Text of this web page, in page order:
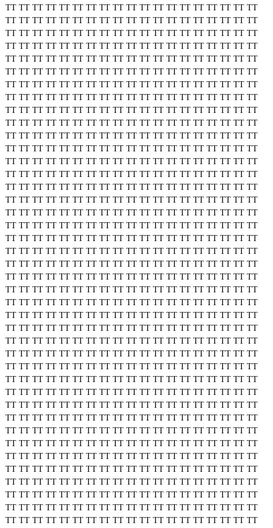
TT TT TT TT TT TT TT TT TT TT TT TT TT TT TT TT TT TT TT
TT TT TT TT TT TT TT TT TT TT TT TT TT TT TT TT TT TT TT
TT TT TT TT TT TT TT TT TT TT TT TT TT TT TT TT TT TT TT
TT TT TT TT TT TT TT TT TT TT TT TT TT TT TT TT TT TT TT
TT TT TT TT TT TT TT TT TT TT TT TT TT TT TT TT TT TT TT
TT TT TT TT TT TT TT TT TT TT TT TT TT TT TT TT TT TT TT
TT TT TT TT TT TT TT TT TT TT TT TT TT TT TT TT TT TT TT
TT TT TT TT TT TT TT TT TT TT TT TT TT TT TT TT TT TT TT
TT TT TT TT TT TT TT TT TT TT TT TT TT TT TT TT TT TT TT
TT TT TT TT TT TT TT TT TT TT TT TT TT TT TT TT TT TT TT
TT TT TT TT TT TT TT TT TT TT TT TT TT TT TT TT TT TT TT
TT TT TT TT TT TT TT TT TT TT TT TT TT TT TT TT TT TT TT
TT TT TT TT TT TT TT TT TT TT TT TT TT TT TT TT TT TT TT
TT TT TT TT TT TT TT TT TT TT TT TT TT TT TT TT TT TT TT
TT TT TT TT TT TT TT TT TT TT TT TT TT TT TT TT TT TT TT
TT TT TT TT TT TT TT TT TT TT TT TT TT TT TT TT TT TT TT
TT TT TT TT TT TT TT TT TT TT TT TT TT TT TT TT TT TT TT
TT TT TT TT TT TT TT TT TT TT TT TT TT TT TT TT TT TT TT
TT TT TT TT TT TT TT TT TT TT TT TT TT TT TT TT TT TT TT
TT TT TT TT TT TT TT TT TT TT TT TT TT TT TT TT TT TT TT
TT TT TT TT TT TT TT TT TT TT TT TT TT TT TT TT TT TT TT
TT TT TT TT TT TT TT TT TT TT TT TT TT TT TT TT TT TT TT
TT TT TT TT TT TT TT TT TT TT TT TT TT TT TT TT TT TT TT
TT TT TT TT TT TT TT TT TT TT TT TT TT TT TT TT TT TT TT
TT TT TT TT TT TT TT TT TT TT TT TT TT TT TT TT TT TT TT
TT TT TT TT TT TT TT TT TT TT TT TT TT TT TT TT TT TT TT
TT TT TT TT TT TT TT TT TT TT TT TT TT TT TT TT TT TT TT
TT TT TT TT TT TT TT TT TT TT TT TT TT TT TT TT TT TT TT
TT TT TT TT TT TT TT TT TT TT TT TT TT TT TT TT TT TT TT
TT TT TT TT TT TT TT TT TT TT TT TT TT TT TT TT TT TT TT
TT TT TT TT TT TT TT TT TT TT TT TT TT TT TT TT TT TT TT
TT TT TT TT TT TT TT TT TT TT TT TT TT TT TT TT TT TT TT
TT TT TT TT TT TT TT TT TT TT TT TT TT TT TT TT TT TT TT
TT TT TT TT TT TT TT TT TT TT TT TT TT TT TT TT TT TT TT
TT TT TT TT TT TT TT TT TT TT TT TT TT TT TT TT TT TT TT
TT TT TT TT TT TT TT TT TT TT TT TT TT TT TT TT TT TT TT
TT TT TT TT TT TT TT TT TT TT TT TT TT TT TT TT TT TT TT
TT TT TT TT TT TT TT TT TT TT TT TT TT TT TT TT TT TT TT
TT TT TT TT TT TT TT TT TT TT TT TT TT TT TT TT TT TT TT
TT TT TT TT TT TT TT TT TT TT TT TT TT TT TT TT TT TT TT
TT TT TT TT TT TT TT TT TT TT TT TT TT TT TT TT TT TT TT